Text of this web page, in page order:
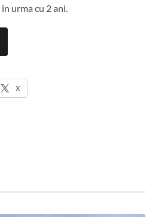
urma cu 2 ani.
X